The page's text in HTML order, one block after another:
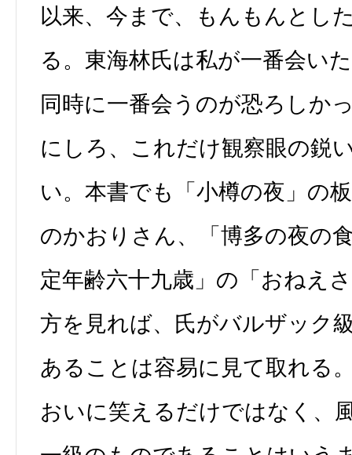
以来、今まで、もんもんとし
る。東海林氏は私が一番会い
同時に一番会うのが恐ろしか
にしろ、これだけ観察眼の鋭
い。本書でも「小樽の夜」の
のかおりさん、「博多の夜の
定年齢六十九歳」の「おねえ
方を見れば、氏がバルザック
あることは容易に見て取れる
おいに笑えるだけではなく、